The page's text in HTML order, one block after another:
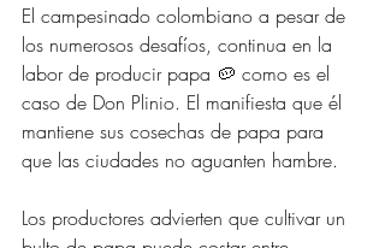
El campesinado colombiano a pesar de
los numerosos desafíos, continua en la
labor de producir papa 🥔 como es el
caso de Don Plinio. El manifiesta que él
mantiene sus cosechas de papa para
que las ciudades no aguanten hambre.
Los productores advierten que cultivar un